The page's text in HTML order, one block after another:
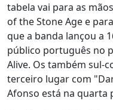
tabela vai para as
of the Stone Age e
que a banda lançou a
público português no
Alive. Os também sul-
terceiro lugar com
Afonso está na quarta